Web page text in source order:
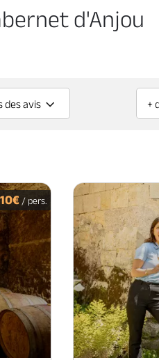
d'Anjou
des avis +
10€ / pers.